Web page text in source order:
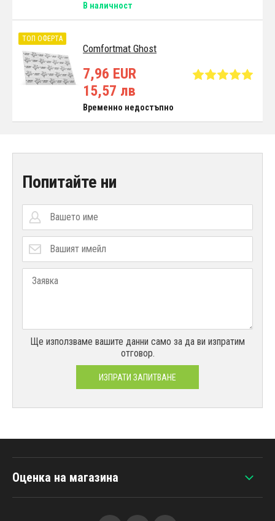
В наличност
Comfortmat Ghost
ТОП ОФЕРТА
7,96 EUR
15,57 лв
Временно недостъпно
Попитайте ни
Ще използваме вашите данни само за да ви изпратим
отговор.
ИЗПРАТИ ЗАПИТВАНЕ
Оценка на магазина